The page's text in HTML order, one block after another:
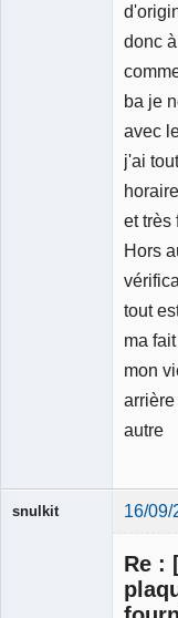
donc
ba je
avec
j'ai
et très
Hors
tout
ma
mon
autre
snulkit 16/09/
Re :